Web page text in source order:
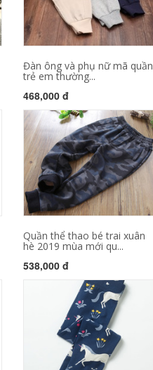
Đàn ông và phụ nữ mã quần
trẻ em thường...
468,000 đ
Quần thể thao bé trai xuân
hè 2019 mùa mới qu...
538,000 đ